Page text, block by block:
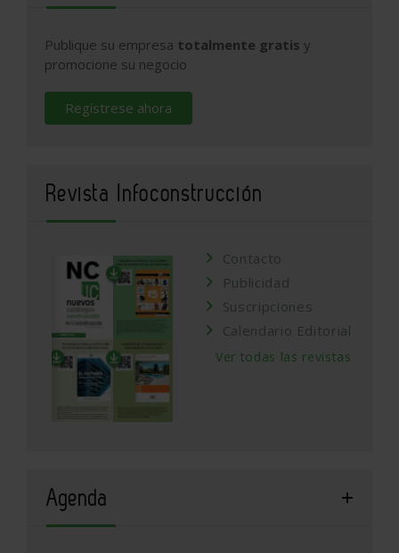
Publique su empresa totalmente gratis y
promocione su negocio
Regístrese ahora
Revista Infoconstrucción
Contacto
Publicidad
Suscripciones
Calendario Editorial
Ver todas las revistas
Agenda